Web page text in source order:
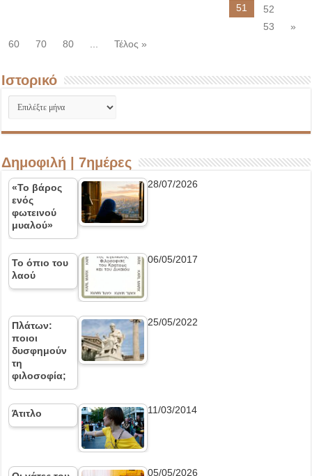
51
52
53
»
60
70 80 Τέλος »
Ιστορικό
Ιστορικό
Δημοφιλή | 7ημέρες
«Το βάρος
ενός
φωτεινού
μυαλού»
28/07/2026
Το όπιο του
λαού
06/05/2017
Πλάτων:
ποιοι
δυσφημούν
τη
φιλοσοφία;
25/05/2022
Άτιτλο 11/03/2014
05/05/2026